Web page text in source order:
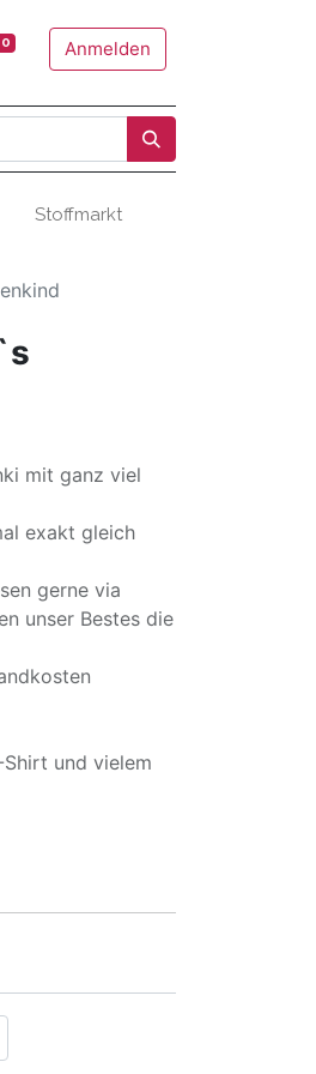
0 Anmelden
Stoffmarkt
mit ganz viel
exakt gleich
gerne via
unser Bestes die
und vielem